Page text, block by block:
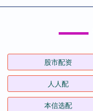
股市配资
人人配
本信选配